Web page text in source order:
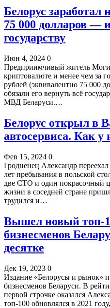
Белорус заработал
75 000 долларов —
государству
Июн 4, 2024 0
Предприимчивый житель
криптовалюте и менее чем за
рублей (эквивалентно 75 000
обязали его вернуть всё
МВД Беларуси.…
Белорус открыл в
автосервиса. Как у
Фев 15, 2024 0
Гродненец Александр
лет пребывания в польской
две СТО и один покрасочный
жизни в соседней стране
трудился и…
Вышел новый топ-
бизнесменов
десятке
Дек 19, 2023 0
Издание «Белорусы и рынок»
бизнесменов Беларуси. В
первой строчке оказался
топ-100 обновлялся в 2021